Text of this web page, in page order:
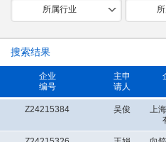
所属行业
搜索结果
企业
编号
主申
请人
Z24215384 吴俊
上